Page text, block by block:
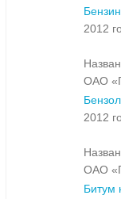
2012
ОАО
2012
ОАО
Битум